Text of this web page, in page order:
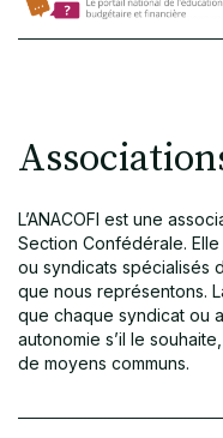
L’ANACOFI est une
Section Confédérale.
ou syndicats spécialisés
que nous représentons.
que chaque syndicat ou
autonomie s’il le
de moyens communs.